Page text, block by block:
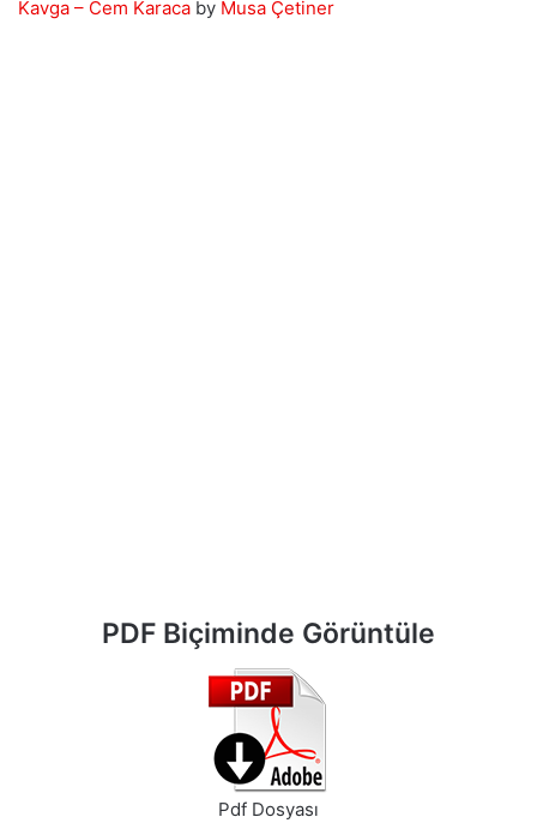
Kavga – Cem Karaca by Musa Çetiner
PDF Biçiminde Görüntüle
Pdf Dosyası